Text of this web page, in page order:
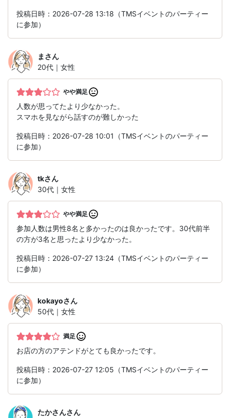
投稿日時：2026-07-28 13:18（TMSイベントのパーティー
に参加）
ま さん
20代｜女性
やや満足
人数が思ってたより少なかった。
スマホを見ながら話すのが難しかった
投稿日時：2026-07-28 10:01（TMSイベントのパーティー
に参加）
tkさん
30代｜女性
やや満足
参加人数は男性8名と多かったのは良かったです。30代前半
の方が3名と思ったより少なかった。
投稿日時：2026-07-27 13:24（TMSイベントのパーティー
に参加）
kokayoさん
50代｜女性
満足
お店の方のアテンドがとても良かったです。
投稿日時：2026-07-27 12:05（TMSイベントのパーティー
に参加）
たかさんさん